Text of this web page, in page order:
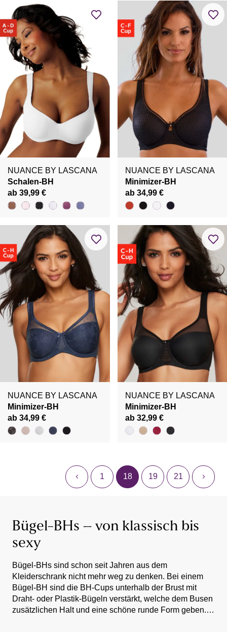
NUANCE BY LASCANA
Schalen-BH
ab 39,99 €
NUANCE BY LASCANA
Minimizer-BH
ab 34,99 €
NUANCE BY LASCANA
Minimizer-BH
ab 34,99 €
NUANCE BY LASCANA
Minimizer-BH
ab 32,99 €
1 18 19 21
Bügel-BHs – von klassisch bis
sexy
Bügel-BHs sind schon seit Jahren aus dem
Kleiderschrank nicht mehr weg zu denken. Bei einem
Bügel-BH sind die BH-Cups unterhalb der Brust mit
Draht- oder Plastik-Bügeln verstärkt, welche dem Busen
zusätzlichen Halt und eine schöne runde Form geben.